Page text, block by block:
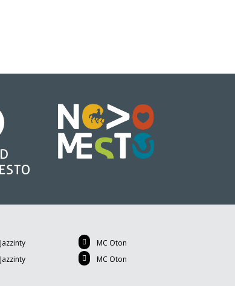
Jazzinty
Jazzinty
MC Oton
MC Oton